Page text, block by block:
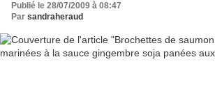
Publié le 28/07/2009 à 08:47
Par sandraheraud